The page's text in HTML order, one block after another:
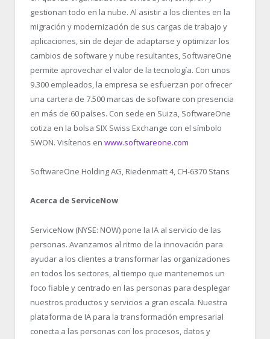
gestionan todo en la nube. Al asistir a los clientes en la
migración y modernización de sus cargas de trabajo y
aplicaciones, sin de dejar de adaptarse y optimizar los
cambios de software y nube resultantes, SoftwareOne
permite aprovechar el valor de la tecnología. Con unos
9.300 empleados, la empresa se esfuerzan por ofrecer
una cartera de 7.500 marcas de software con presencia
en más de 60 países. Con sede en Suiza, SoftwareOne
cotiza en la bolsa SIX Swiss Exchange con el símbolo
SWON. Visítenos en www.softwareone.com
SoftwareOne Holding AG, Riedenmatt 4, CH-6370 Stans
Acerca de ServiceNow
ServiceNow (NYSE: NOW) pone la IA al servicio de las
personas. Avanzamos al ritmo de la innovación para
ayudar a los clientes a transformar las organizaciones
en todos los sectores, al tiempo que mantenemos un
foco fiable y centrado en las personas para desplegar
nuestros productos y servicios a gran escala. Nuestra
plataforma de IA para la transformación empresarial
conecta a las personas con los procesos, datos y